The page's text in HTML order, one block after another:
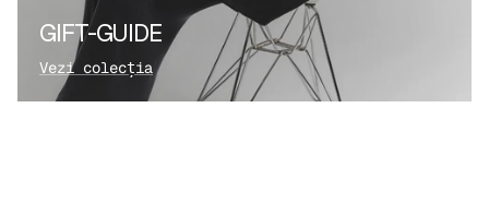
GIFT-GUIDE
Vezi colecția